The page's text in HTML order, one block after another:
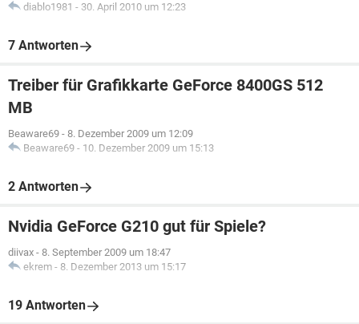
diablo1981 - 30. April 2010 um 12:23
7 Antworten
Treiber für Grafikkarte GeForce 8400GS 512
MB
Beaware69 - 8. Dezember 2009 um 12:09
Beaware69 - 10. Dezember 2009 um 15:13
2 Antworten
Nvidia GeForce G210 gut für Spiele?
diivax - 8. September 2009 um 18:47
ekrem - 8. Dezember 2013 um 15:17
19 Antworten